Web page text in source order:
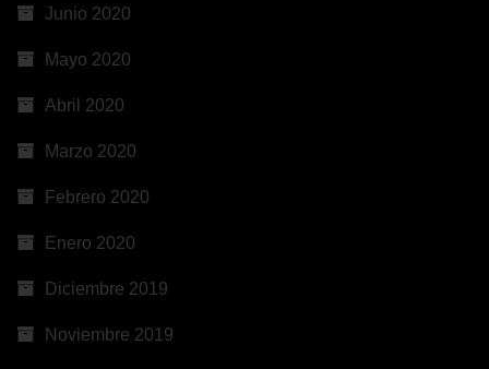
Junio 2020
Mayo 2020
Abril 2020
Marzo 2020
Febrero 2020
Enero 2020
Diciembre 2019
Noviembre 2019